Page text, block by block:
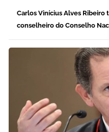
Carlos Vinícius Alves Ribeiro
conselheiro do Conselho